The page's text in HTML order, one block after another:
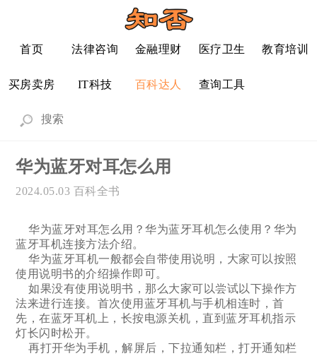
首页 法律咨询 金融理财 医疗卫生 教育培训
买房卖房 IT科技 百科达人 查询工具
华为蓝牙对耳怎么用
2024.05.03 百科全书
华为蓝牙对耳怎么用？华为蓝牙耳机怎么使用？华为
蓝牙耳机连接方法介绍。
华为蓝牙耳机一般都会自带使用说明，大家可以按照
使用说明书的介绍操作即可。
如果没有使用说明书，那么大家可以尝试以下操作方
法来进行连接。首次使用蓝牙耳机与手机相连时，首
先，在蓝牙耳机上，长按电源关机，直到蓝牙耳机指示
灯长闪时松开。
再打开华为手机，解屏后，下拉通知栏，打开通知栏